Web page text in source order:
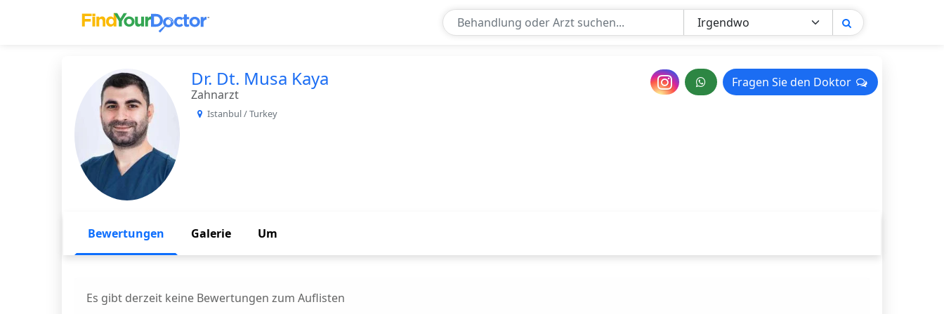
Dr. Dt. Musa Kaya
Zahnarzt
Istanbul / Turkey
NachrichtFragen Sie den Doktor
Fragen Sie den Doktor
Bewertungen Galerie Um
Es gibt derzeit keine Bewertungen zum Auflisten